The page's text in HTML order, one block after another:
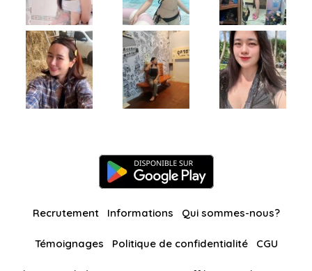
Recrutement Informations Qui sommes-nous?
Témoignages Politique de confidentialité CGU